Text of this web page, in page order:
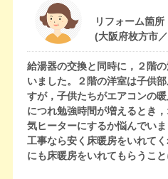
リフォーム箇所
(大阪府枚方市
給湯器の交換と同時に，２階
いました。２階の洋室は子供
すが，子供たちがエアコンの
につれ勉強時間が増えるとき
気ヒーターにするか悩んでい
工事なら安く床暖房をいれて
にも床暖房をいれてもらうこと